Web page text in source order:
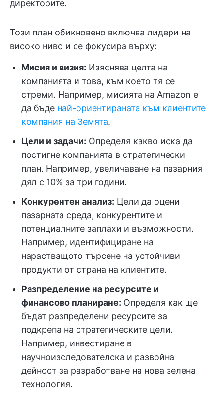
директорите.
Този план обикновено включва лидери на
високо ниво и се фокусира върху:
Мисия и визия: Изяснява целта на
компанията и това, към което тя се
стреми. Например, мисията на Amazon е
да бъде най-ориентираната към клиентите
компания на Земята.
Цели и задачи: Определя какво иска да
постигне компанията в стратегически
план. Например, увеличаване на пазарния
дял с 10% за три години.
Конкурентен анализ: Цели да оцени
пазарната среда, конкурентите и
потенциалните заплахи и възможности.
Например, идентифициране на
нарастващото търсене на устойчиви
продукти от страна на клиентите.
Разпределение на ресурсите и
финансово планиране: Определя как ще
бъдат разпределени ресурсите за
подкрепа на стратегическите цели.
Например, инвестиране в
научноизследователска и развойна
дейност за разработване на нова зелена
технология.